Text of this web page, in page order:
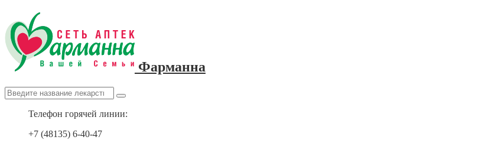
Фарманна
Телефон горячей линии:
+7 (48135) 6-40-47